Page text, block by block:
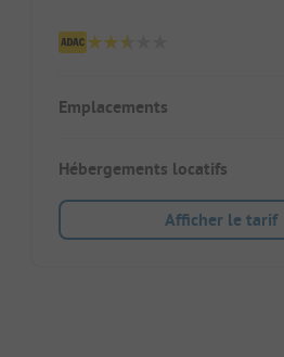
Emplacements
Hébergements locatifs
Afficher le tarif